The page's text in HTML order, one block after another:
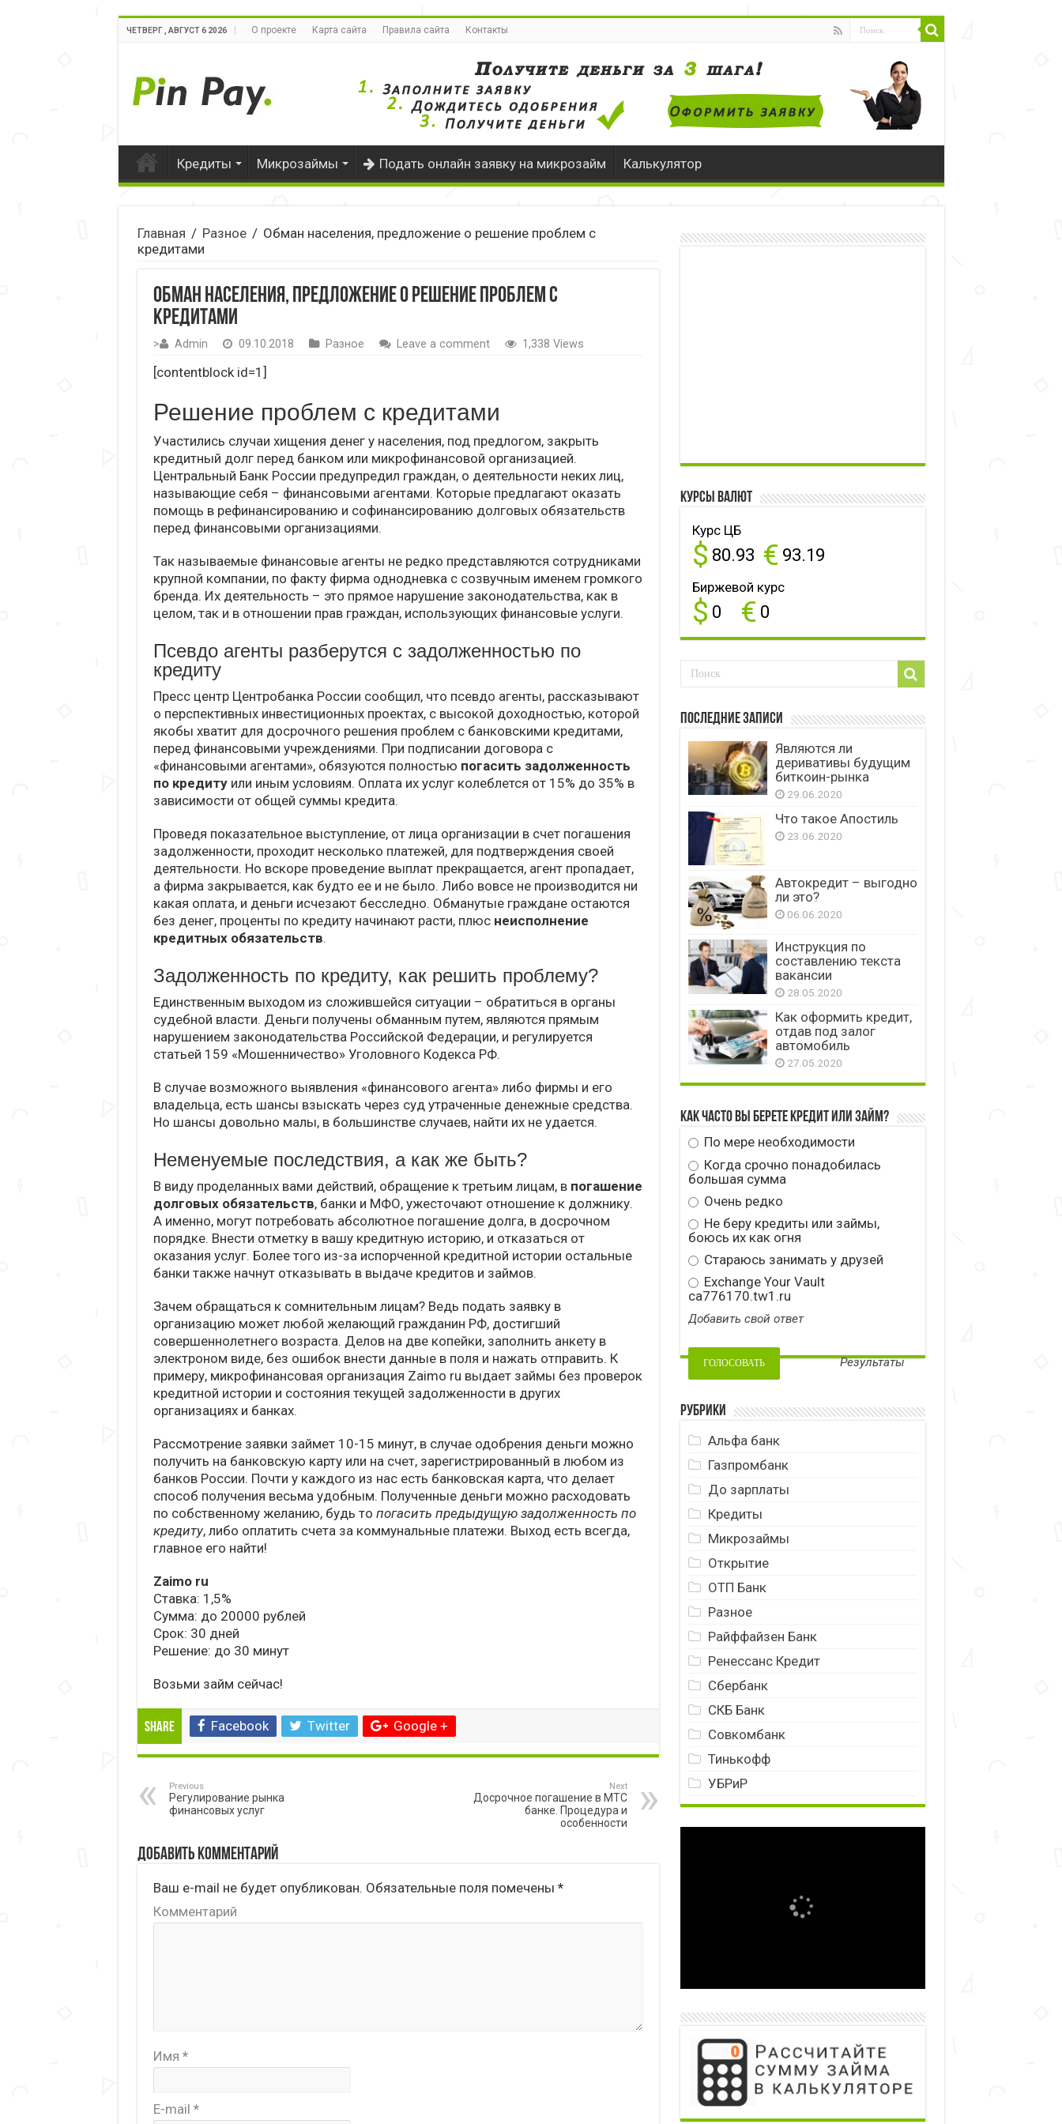
ЧЕТВЕРГ , АВГУСТ 6 2026 О проекте Карта сайта Правила сайта Контакты
Кредиты Микрозаймы Подать онлайн заявку на микрозайм Калькулятор
Главная / Разное / Обман населения, предложение о решение проблем с
кредитами
Обман населения, предложение о решение проблем с
кредитами
> Admin 09.10.2018 Разное Leave a comment 1,338 Views
[contentblock id=1]
Решение проблем с кредитами
Участились случаи хищения денег у населения, под предлогом, закрыть
кредитный долг перед банком или микрофинансовой организацией.
Центральный Банк России предупредил граждан, о деятельности неких лиц,
называющие себя – финансовыми агентами. Которые предлагают оказать
помощь в рефинансированию и софинансированию долговых обязательств
перед финансовыми организациями.
Так называемые финансовые агенты не редко представляются сотрудниками
крупной компании, по факту фирма однодневка с созвучным именем громкого
бренда. Их деятельность – это прямое нарушение законодательства, как в
целом, так и в отношении прав граждан, использующих финансовые услуги.
Псевдо агенты разберутся с задолженностью по
кредиту
Пресс центр Центробанка России сообщил, что псевдо агенты, рассказывают
о перспективных инвестиционных проектах, с высокой доходностью, которой
якобы хватит для досрочного решения проблем с банковскими кредитами,
перед финансовыми учреждениями. При подписании договора с
«финансовыми агентами», обязуются полностью погасить задолженность
по кредитуили иным условиям. Оплата их услуг колеблется от 15% до 35% в
зависимости от общей суммы кредита.
Проведя показательное выступление, от лица организации в счет погашения
задолженности, проходит несколько платежей, для подтверждения своей
деятельности. Но вскоре проведение выплат прекращается, агент пропадает,
а фирма закрывается, как будто ее и не было. Либо вовсе не производится ни
какая оплата, и деньги исчезают бесследно. Обманутые граждане остаются
без денег, проценты по кредиту начинают расти, плюс неисполнение
кредитных обязательств.
Задолженность по кредиту, как решить проблему?
Единственным выходом из сложившейся ситуации – обратиться в органы
судебной власти. Деньги получены обманным путем, являются прямым
нарушением законодательства Российской Федерации, и регулируется
статьей 159 «Мошенничество» Уголовного Кодекса РФ.
В случае возможного выявления «финансового агента» либо фирмы и его
владельца, есть шансы взыскать через суд утраченные денежные средства.
Но шансы довольно малы, в большинстве случаев, найти их не удается.
Неменуемые последствия, а как же быть?
В виду проделанных вами действий, обращение к третьим лицам, в погашение
долговых обязательств, банки и МФО, ужесточают отношение к должнику.
А именно, могут потребовать абсолютное погашение долга, в досрочном
порядке. Внести отметку в вашу кредитную историю, и отказаться от
оказания услуг. Более того из-за испорченной кредитной истории остальные
банки также начнут отказывать в выдаче кредитов и займов.
Зачем обращаться к сомнительным лицам? Ведь подать заявку в
организацию может любой желающий гражданин РФ, достигший
совершеннолетнего возраста. Делов на две копейки, заполнить анкету в
электроном виде, без ошибок внести данные в поля и нажать отправить. К
примеру, микрофинансовая организация Zaimo ru выдает займы без проверок
кредитной истории и состояния текущей задолженности в других
организациях и банках.
Рассмотрение заявки займет 10-15 минут, в случае одобрения деньги можно
получить на банковскую карту или на счет, зарегистрированный в любом из
банков России. Почти у каждого из нас есть банковская карта, что делает
способ получения весьма удобным. Полученные деньги можно расходовать
по собственному желанию, будь то погасить предыдущую задолженность по
кредиту, либо оплатить счета за коммунальные платежи. Выход есть всегда,
главное его найти!
Zaimo ru
Ставка: 1,5%
Сумма: до 20000 рублей
Срок: 30 дней
Решение: до 30 минут
Возьми займ сейчас!
Share Facebook Twitter Google +
Previous
Регулирование рынка
финансовых услуг
Next
Досрочное погашение в МТС
банке. Процедура и
особенности
Добавить комментарий
Ваш e-mail не будет опубликован. Обязательные поля помечены *
Комментарий
Имя *
E-mail *
Курсы валют
Курс ЦБ
$ 80.93 € 93.19
Биржевой курс
$ 0 € 0
Последние записи
Являются ли
деривативы будущим
биткоин-рынка
29.06.2020
Что такое Апостиль
23.06.2020
Автокредит – выгодно
ли это?
06.06.2020
Инструкция по
составлению текста
вакансии
28.05.2020
Как оформить кредит,
отдав под залог
автомобиль
27.05.2020
Как часто вы берете кредит или займ?
По мере необходимости
Когда срочно понадобилась
большая сумма
Очень редко
Не беру кредиты или займы,
боюсь их как огня
Стараюсь занимать у друзей
Exchange Your Vault
ca776170.tw1.ru
Добавить свой ответ
Результаты
Рубрики
Альфа банк
Газпромбанк
До зарплаты
Кредиты
Микрозаймы
Открытие
ОТП Банк
Разное
Райффайзен Банк
Ренессанс Кредит
Сбербанк
СКБ Банк
Совкомбанк
Тинькофф
УБРиР